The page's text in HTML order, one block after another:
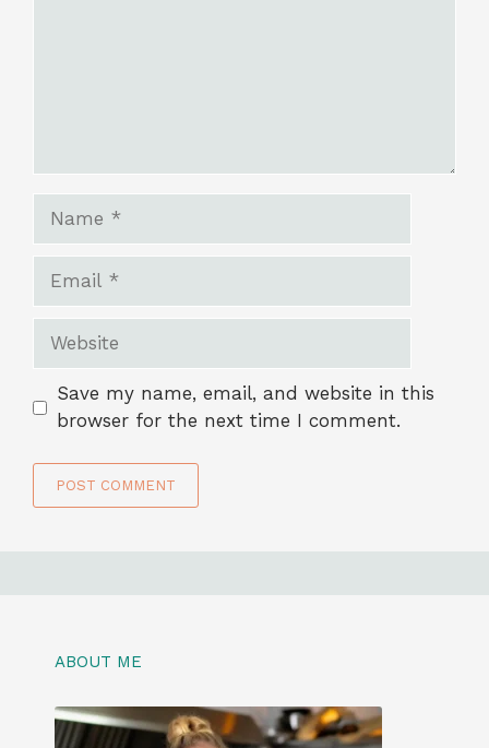
Website
Save my name, email, and website in this
browser for the next time I comment.
ABOUT ME